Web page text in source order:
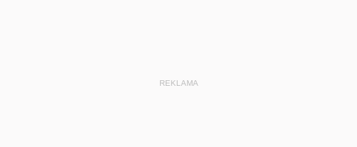
REKLAMA